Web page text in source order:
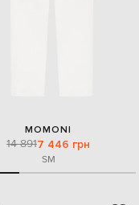
MOMONI
14 8917 446 грн
SM